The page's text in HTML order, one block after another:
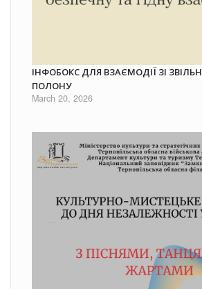
ІНФОБОКС ДЛЯ ВЗАЄМОДІЇ ЗІ
ПОЛОНУ
March 20, 2026